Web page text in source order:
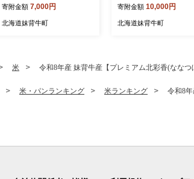
妹背牛町 レタス 詰め合せ
サラダ 水耕栽培 空知
寄附金額 7,000円
北海道妹背牛町
寄附金額 10,000円
北海道妹背牛町
米 令和8年産 妹背牛産【プレミアム北彩香(なな
米・パンランキング 米ランキング 令和8